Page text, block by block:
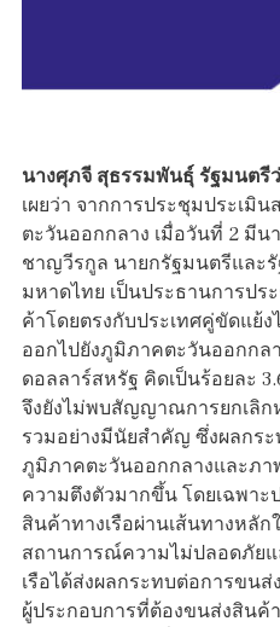
นางศุภจี สุธรรมพันธุ์ รัฐมนตรี
เผยว่า จากการประชุมประเมิ
ตะวันออกกลาง เมื่อวันที่ 2 มี
ชาญวีรกูล นายกรัฐมนตรีและ
มหาดไทย เป็นประธานการป
ค้าโดยตรงกับประเทศคู่ขัดแย้ง
ออกไปยังภูมิภาคตะวันออกกล
ดอลลาร์สหรัฐ คิดเป็นร้อยละ
จึงยังไม่พบสัญญาณการยกเลิ
รวมอย่างมีนัยสำคัญ ซึ่งผลกร
ภูมิภาคตะวันออกกลางและภ
ความตึงตัวมากขึ้น โดยเฉพาะ
สินค้าทางเรือผ่านเส้นทางหลั
สถานการณ์ความไม่ปลอดภัยแ
เรือได้ส่งผลกระทบต่อการขนส่
ผู้ประกอบการที่ต้องขนส่งสินค้